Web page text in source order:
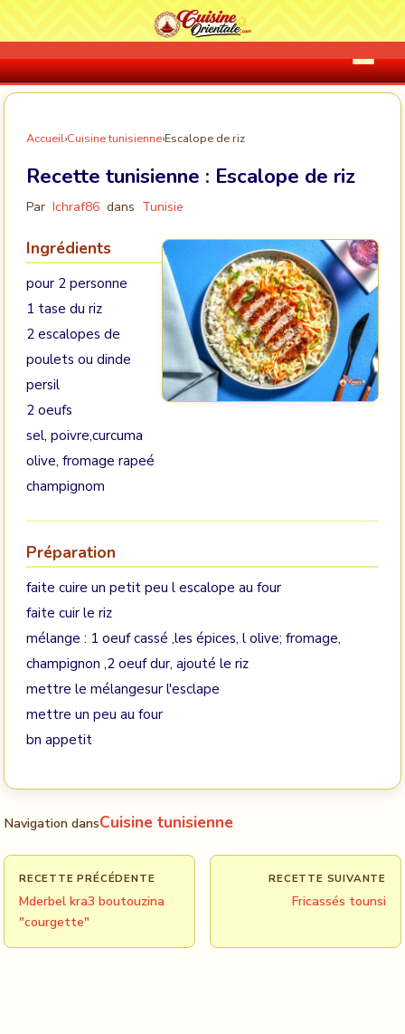
Accueil›Cuisine tunisienne›Escalope de riz
Recette tunisienne : Escalope de riz
Par Ichraf86 dans Tunisie
Ingrédients
pour 2 personne
1 tase du riz
2 escalopes de
poulets ou dinde
persil
2 oeufs
sel, poivre,curcuma
olive, fromage rapeé
champignom
Préparation
faite cuire un petit peu l escalope au four
faite cuir le riz
mélange : 1 oeuf cassé ,les épices, l olive; fromage,
champignon ,2 oeuf dur, ajouté le riz
mettre le mélangesur l'esclape
mettre un peu au four
bn appetit
Navigation dansCuisine tunisienne
RECETTE PRÉCÉDENTE
Mderbel kra3 boutouzina
"courgette"
RECETTE SUIVANTE
Fricassés tounsi